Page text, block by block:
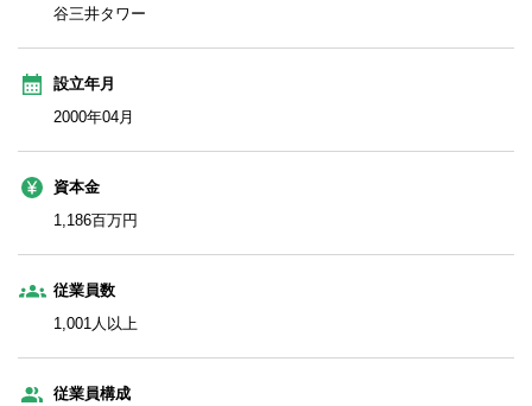
谷三井タワー
設立年月
2000年04月
資本金
1,186百万円
従業員数
1,001人以上
従業員構成